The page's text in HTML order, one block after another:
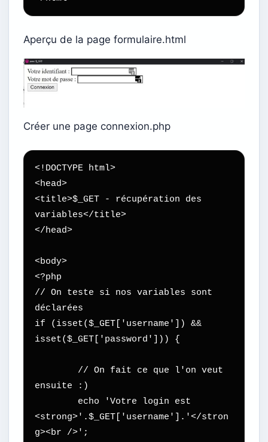
Aperçu de la page formulaire.html
Créer une page connexion.php
<!DOCTYPE html>
<head>
<title>$_GET - récupération des
variables</title>
</head>
<body>
<?php
// On teste si nos variables sont
déclarées
if (isset($_GET['username']) &&
isset($_GET['password'])) {
ensuite :)
<strong>'.$_GET['username'].'</stron
g><br />';